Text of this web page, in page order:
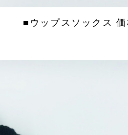
■ウップスソックス